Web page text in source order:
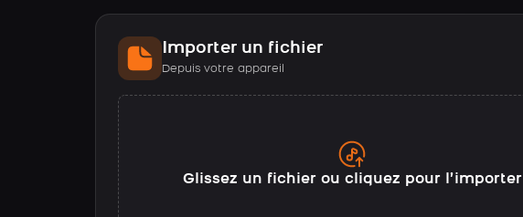
Importer un fichier
Depuis votre appareil
Glissez un fichier ou cliquez pour l’importer